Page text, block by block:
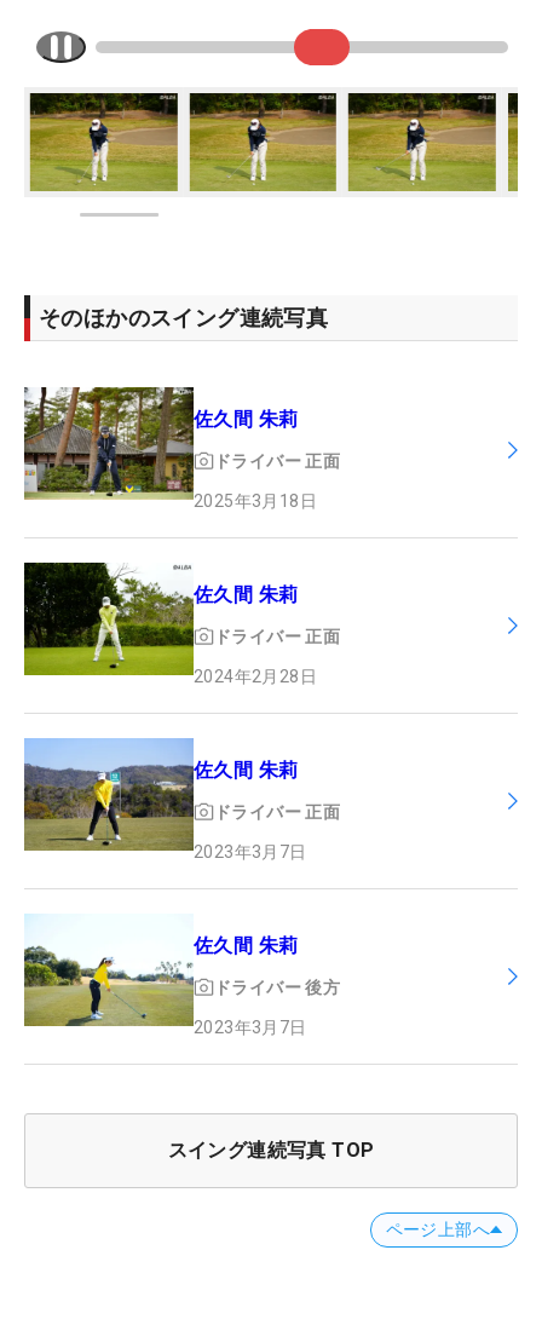
そのほかのスイング連続写真
佐久間 朱莉
ドライバー 正面
2025年3月18日
佐久間 朱莉
ドライバー 正面
2024年2月28日
佐久間 朱莉
ドライバー 正面
2023年3月7日
佐久間 朱莉
ドライバー 後方
2023年3月7日
スイング連続写真 TOP
ページ上部へ